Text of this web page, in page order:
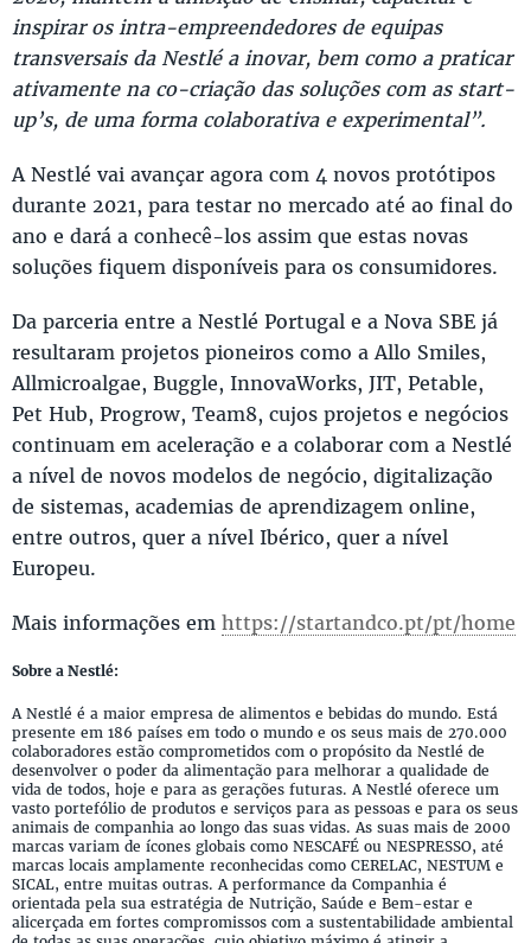
inspirar os intra-empreendedores de equipas
transversais da Nestlé a inovar, bem como a praticar
ativamente na co-criação das soluções com as start-
up’s, de uma forma colaborativa e experimental”.
A Nestlé vai avançar agora com 4 novos protótipos
durante 2021, para testar no mercado até ao final do
ano e dará a conhecê-los assim que estas novas
soluções fiquem disponíveis para os consumidores.
Da parceria entre a Nestlé Portugal e a Nova SBE já
resultaram projetos pioneiros como a Allo Smiles,
Allmicroalgae, Buggle, InnovaWorks, JIT, Petable,
Pet Hub, Progrow, Team8, cujos projetos e negócios
continuam em aceleração e a colaborar com a Nestlé
a nível de novos modelos de negócio, digitalização
de sistemas, academias de aprendizagem online,
entre outros, quer a nível Ibérico, quer a nível
Europeu.
Mais informações em https://startandco.pt/pt/home
Sobre a Nestlé:
A Nestlé é a maior empresa de alimentos e bebidas do mundo. Está
presente em 186 países em todo o mundo e os seus mais de 270.000
colaboradores estão comprometidos com o propósito da Nestlé de
desenvolver o poder da alimentação para melhorar a qualidade de
vida de todos, hoje e para as gerações futuras. A Nestlé oferece um
vasto portefólio de produtos e serviços para as pessoas e para os seus
animais de companhia ao longo das suas vidas. As suas mais de 2000
marcas variam de ícones globais como NESCAFÉ ou NESPRESSO, até
marcas locais amplamente reconhecidas como CERELAC, NESTUM e
SICAL, entre muitas outras. A performance da Companhia é
orientada pela sua estratégia de Nutrição, Saúde e Bem-estar e
alicerçada em fortes compromissos com a sustentabilidade ambiental